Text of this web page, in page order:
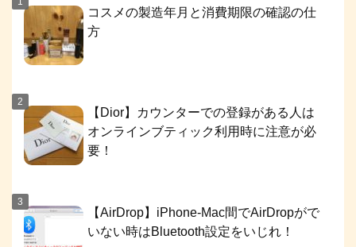
コスメの製造年月と消費期限の確認の仕
方
【Dior】カウンターでの登録がある人は
オンラインブティック利用時に注意が必
要！
【AirDrop】iPhone-Mac間でAirDropがで
いない時はBluetooth設定をいじれ！